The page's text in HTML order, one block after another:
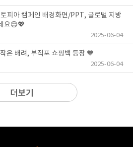
피아 캠페인 배경화면/PPT, 글로벌 지방
요😊💖
2025-06-04
은 배려, 부직포 쇼핑백 등장 🧡
2025-06-04
더보기